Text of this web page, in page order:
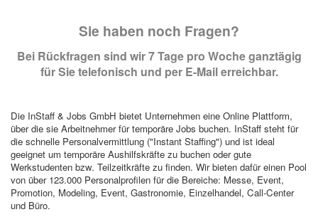
Sie haben noch Fragen?
Bei Rückfragen sind wir 7 Tage pro Woche ganztägig
für Sie telefonisch und per E-Mail erreichbar.
Die InStaff & Jobs GmbH bietet Unternehmen eine Online Plattform,
über die sie Arbeitnehmer für temporäre Jobs buchen. InStaff steht für
die schnelle Personalvermittlung ("Instant Staffing") und ist ideal
geeignet um temporäre Aushilfskräfte zu buchen oder gute
Werkstudenten bzw. Teilzeitkräfte zu finden. Wir bieten dafür einen Pool
von über 123.000 Personalprofilen für die Bereiche: Messe, Event,
Promotion, Modeling, Event, Gastronomie, Einzelhandel, Call-Center
und Büro.